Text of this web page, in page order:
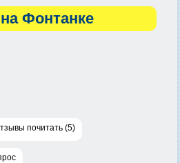
Фонтанке
почитать (5)